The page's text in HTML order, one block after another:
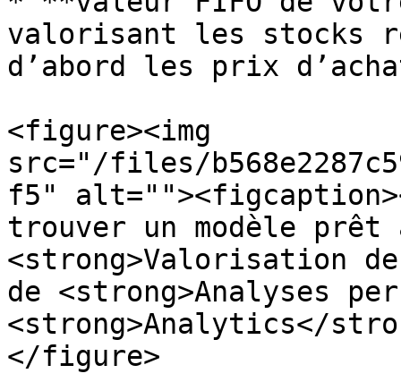
valorisant les stocks
d’abord les prix
<figure><img
src="/files/
f5"
trouver un modèle prêt
<strong>Valorisation
de <strong>Analyses
<strong>Analytics</
</figure>